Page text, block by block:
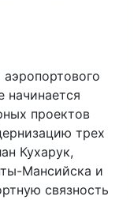
проектов
трех
Кухарук,
Мансийска и
связность